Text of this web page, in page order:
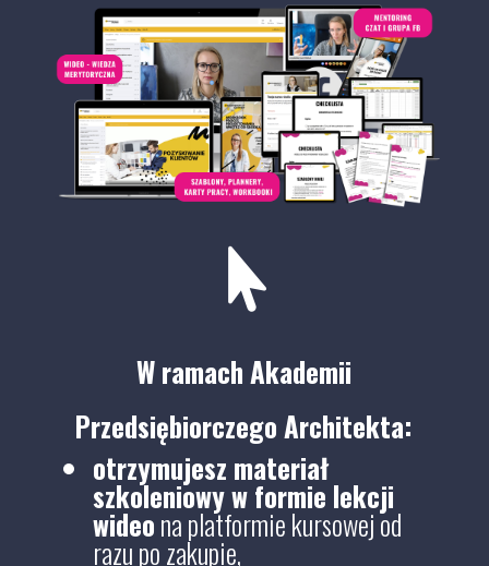

W ramach Akademii
Przedsiębiorczego Architekta:
otrzymujesz materiał
szkoleniowy w formie lekcji
wideona platformie kursowej od
razu po zakupie,